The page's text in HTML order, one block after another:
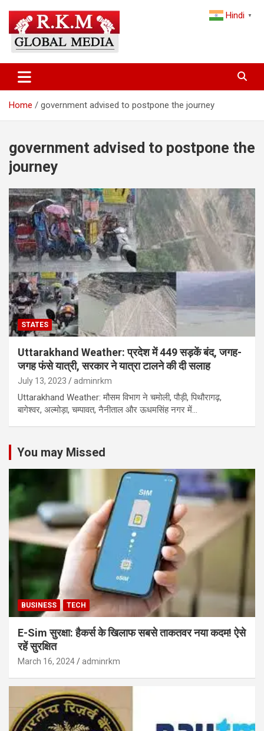
content
Latest Hindi News & Breaking
News – RKM Global Media
and the World
Home government advised to postpone the journey
government advised to postpone the
journey
STATES
Uttarakhand Weather: प्रदेश में 449 सड़कें बंद, जगह-
जगह फंसे यात्री, सरकार ने यात्रा टालने की दी सलाह
July 13, 2023 adminrkm
Uttarakhand Weather: मौसम विभाग ने चमोली, पौड़ी, पिथौरागढ़,
बागेश्वर, अल्मोड़ा, चम्पावत, नैनीताल और ऊधमसिंह नगर में…
You may Missed
BUSINESS TECH
E-Sim सुरक्षा: हैकर्स के खिलाफ सबसे ताकतवर नया कदम! ऐसे
रहें सुरक्षित
March 16, 2024 adminrkm
Hindi ▼